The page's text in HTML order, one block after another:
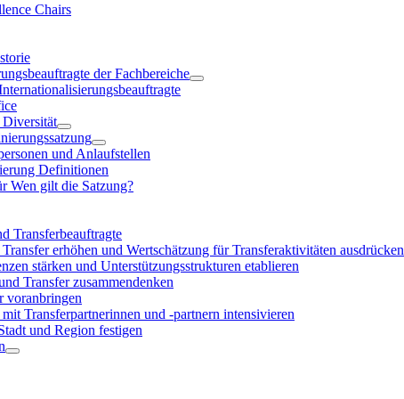
Chairs
der Fachbereiche
und Anlaufstellen
Definitionen
Wen gilt die Satzung?
Transferbeauftragte
erhöhen und Wertschätzung für Transferaktivitäten ausdrücken
stärken und Unterstützungsstrukturen etablieren
Transfer zusammendenken
voranbringen
Transferpartnerinnen und -partnern intensivieren
und Region festigen